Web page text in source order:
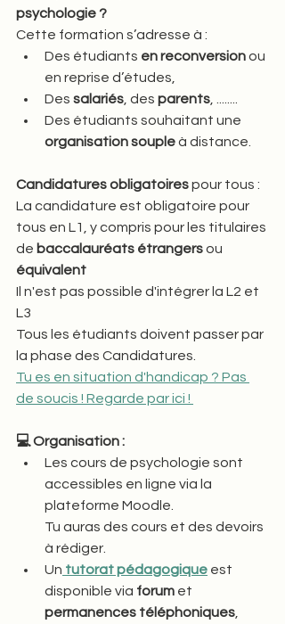
psychologie ?
Cette formation s’adresse à :
Des étudiants en reconversion ou
en reprise d’études,
Des salariés , des parents
Des étudiants souhaitant une
organisation souple à distance.
Candidatures obligatoires pour tous :
La candidature est obligatoire pour
tous en L1, y compris pour les titulaires
de baccalauréats étrangers ou
équivalent
Il n'est pas possible d'intégrer la L2 et
L3
Tous les étudiants doivent passer par
la phase des Candidatures.
Tu es en situation d'handicap ? Pas
de soucis ! Regarde par ici !
💻 Organisation :
Les cours de psychologie sont
accessibles en ligne via la
plateforme Moodle.
Tu auras des cours et des devoirs
à rédiger.
Un tutorat pédagogique est
disponible via forum et
permanences téléphoniques